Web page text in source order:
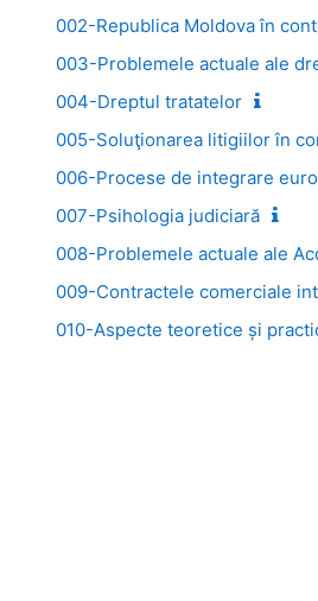
002-Republica Moldova în
003-Problemele actuale ale
004-Dreptul tratatelor
005-Soluţionarea litigiilor în
006-Procese de integrare
007-Psihologia judiciară
008-Problemele actuale ale
009-Contractele comerciale
010-Aspecte teoretice și